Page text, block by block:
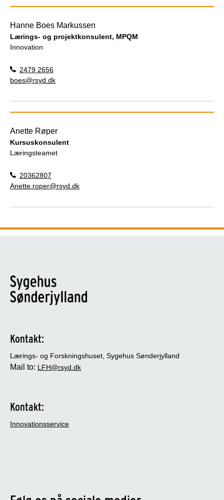
Hanne Boes Markussen
Lærings- og projektkonsulent, MPQM
Innovation
2479 2656
boes@rsyd.dk
Anette Røper
Kursuskonsulent
Læringsteamet
20362807
Anette.roper@rsyd.dk
Kontakt:
Lærings- og Forskningshuset, Sygehus Sønderjylland
Mail to: LFH@rsyd.dk
Kontakt:
Innovationsservice